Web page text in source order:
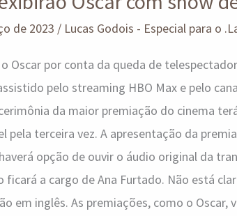
de 2023 / Lucas Godois - Especial para o
Oscar por conta da queda de
pelo streaming HBO Max e pelo
da maior premiação do cinema
pela terceira vez. A apresentação da
opção de ouvir o áudio original da
a cargo de Ana Furtado. Não está
em inglês. As premiações, como o Oscar,